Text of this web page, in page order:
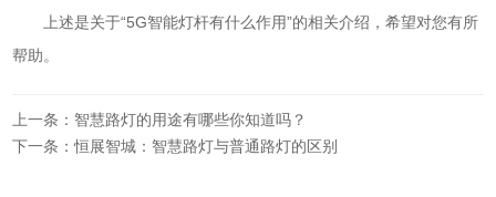
上述是关于“5G智能灯杆有什么作用”的相关介绍，希望对您有所
帮助。
上一条：智慧路灯的用途有哪些你知道吗？
下一条：恒展智城：智慧路灯与普通路灯的区别